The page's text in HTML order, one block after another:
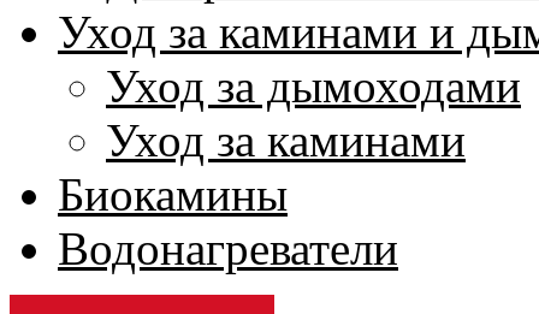
Уход за каминами и
Уход за дымоходами
Уход за каминами
Биокамины
Водонагреватели